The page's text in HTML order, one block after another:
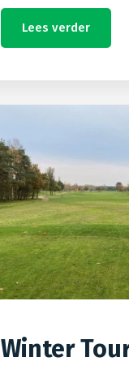
Lees verder
Winter